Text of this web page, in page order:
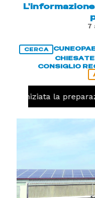
7
CERCA CUNEO
CHIESA
CONSIGLIO
iniziata la